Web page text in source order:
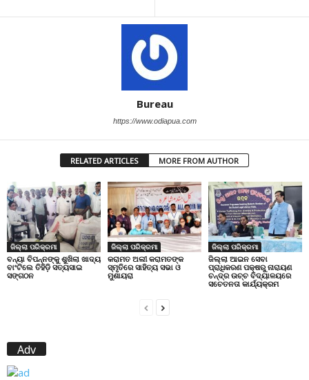
Bureau
https://www.odiapua.com
RELATED ARTICLES MORE FROM AUTHOR
ଜିଲ୍ଲା ପରିକ୍ରମା
ବନ୍ୟା ବିପନ୍ନଙ୍କୁ ଶୁଖିଲା ଖାଦ୍ୟ
ବାଂଟିଲେ ତିହିଡି଼ ସତ୍ୟସାଇ
ସଙ୍ଗଠନ
ଜିଲ୍ଲା ପରିକ୍ରମା
କରାମତ ଅଲୀ କରାମତଙ୍କ
ସ୍ମୃତିରେ ସାହିତ୍ୟ ସଭା ଓ
ମୁଶାୟରା
ଜିଲ୍ଲା ପରିକ୍ରମା
ଜିଲ୍ଲା ଆଇନ ସେବା
ପ୍ରାଧିକରଣ ପକ୍ଷରୁ ନାରାୟଣ
ଚନ୍ଦ୍ର ଉଚ୍ଚ ବିଦ୍ୟାଳୟରେ
ସଚେତନତା କାର୍ଯ୍ୟକ୍ରମ
Adv